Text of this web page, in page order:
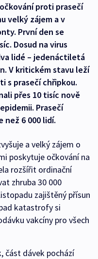
proti prasečí
velký zájem a v
První den se
Dosud na virus
lidé – jedenáctiletá
V kritickém stavu leží
s prasečí chřipkou.
přes 10 tisíc nově
Prasečí
než 6 000 lidí.
a velký zájem o
poskytuje očkování na
rozšířit ordinační
zhruba 30 000
zajištěný přísun
katastrofy si
vakcíny pro všech
část dávek pochází